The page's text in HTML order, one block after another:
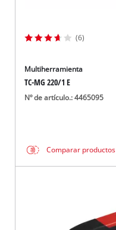
(6)
Multiherramienta
TC-MG 220/1 E
Nº de artículo.: 4465095
Comparar productos